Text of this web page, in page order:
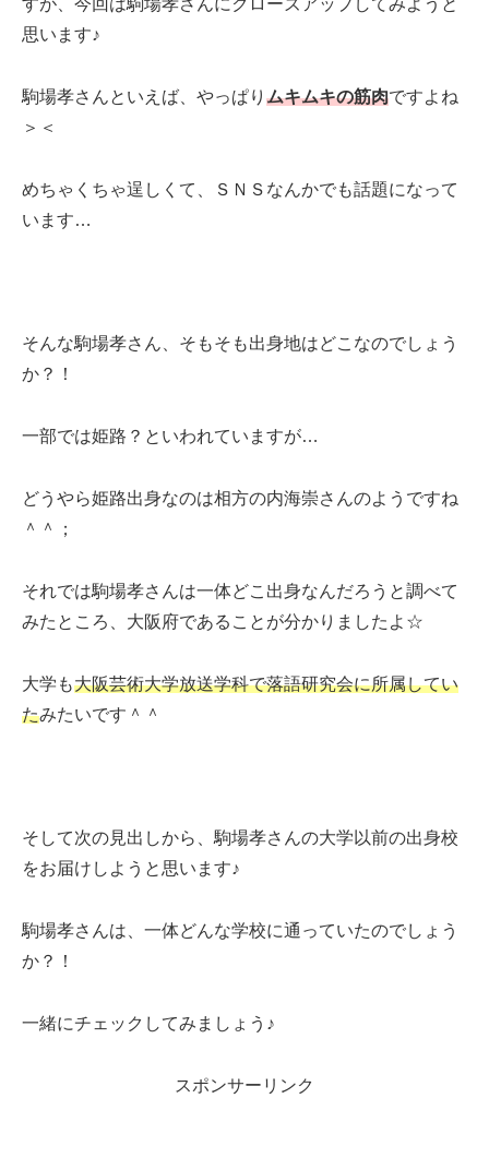
すが、今回は駒場孝さんにクローズアップしてみようと
思います♪
駒場孝さんといえば、やっぱり ムキムキの筋肉ですよね
＞＜
めちゃくちゃ逞しくて、ＳＮＳなんかでも話題になって
います…
そんな駒場孝さん、そもそも出身地はどこなのでしょう
か？！
一部では姫路？といわれていますが…
どうやら姫路出身なのは相方の内海崇さんのようですね
＾＾；
それでは駒場孝さんは一体どこ出身なんだろうと調べて
みたところ、大阪府であることが分かりましたよ☆
大学も大阪芸術大学放送学科で落語研究会に所属してい
たみたいです＾＾
そして次の見出しから、駒場孝さんの大学以前の出身校
をお届けしようと思います♪
駒場孝さんは、一体どんな学校に通っていたのでしょう
か？！
一緒にチェックしてみましょう♪
スポンサーリンク